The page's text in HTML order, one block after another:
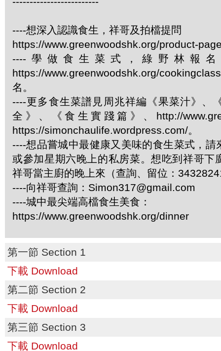
----想深入認識食生，祥哥及拍檔提問
https://www.greenwoodshk.org/product-
----學做食生菜式，綠野林報
https://www.greenwoodshk.org/
名。
----更多食生菜譜見周兆祥編《果菜汁》、
全》、《食生實踐篇》、http://
https://simonchaulife.wordpress.com/。
----想品嘗城中最健康又美味的食生菜式，請
或參加星期六晚上的私房菜。想吃到祥哥下
祥哥當主廚的晚上來（查詢、留位：
----向祥哥查詢：Simon317@gmail.com
----城中最尖端高檔食生美食：
https://www.greenwoodshk.org/dinner
第一節 Section 1
下載 Download
第二節 Section 2
下載 Download
第三節 Section 3
下載 Download